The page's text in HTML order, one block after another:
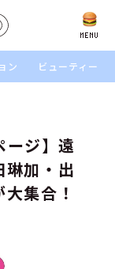
MENU
SEARCH
ン ビューティー
ジ】遠
琳加・出
集合！